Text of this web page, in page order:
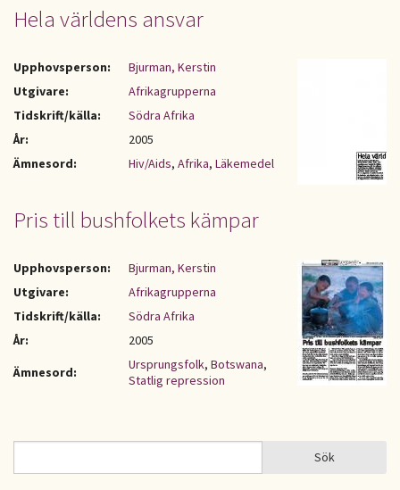
Hela världens ansvar
Upphovsperson:
Bjurman, Kerstin
Utgivare:
Afrikagrupperna
Tidskrift/källa:
Södra Afrika
År:
2005
Ämnesord:
Hiv/Aids, Afrika, Läkemedel
Pris till bushfolkets kämpar
Upphovsperson:
Bjurman, Kerstin
Utgivare:
Afrikagrupperna
Tidskrift/källa:
Södra Afrika
År:
2005
Ämnesord:
Ursprungsfolk, Botswana,
Statlig repression
SÖKFORMULÄR Sök